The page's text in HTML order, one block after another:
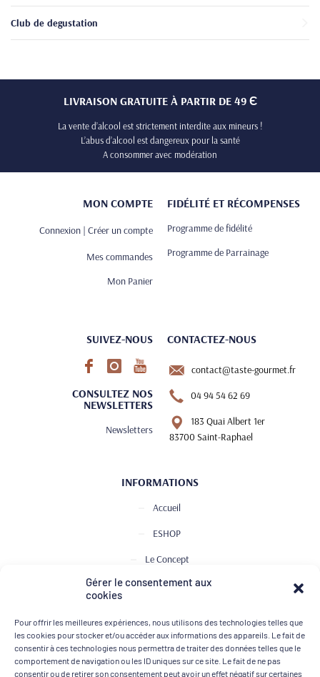
Gérer le consentement aux
cookies
Pour offrir les meilleures expériences, nous utilisons des technologies telles que
les cookies pour stocker et/ou accéder aux informations des appareils. Le fait de
consentir à ces technologies nous permettra de traiter des données telles que le
comportement de navigation ou les ID uniques sur ce site. Le fait de ne pas
consentir ou de retirer son consentement peut avoir un effet négatif sur certaines
Club de degustation
LIVRAISON GRATUITE À PARTIR DE 49 Є
La vente d’alcool est strictement interdite aux mineurs !
L’abus d’alcool est dangereux pour la santé
A consommer avec modération
MON COMPTE
Connexion | Créer un compte
Mes commandes
Mon Panier
FIDÉLITÉ ET RÉCOMPENSES
Programme de fidélité
Programme de Parrainage
SUIVEZ-NOUS
CONSULTEZ NOS
NEWSLETTERS
Newsletters
CONTACTEZ-NOUS
contact@taste-gourmet.fr
04 94 54 62 69
183 Quai Albert 1er
83700 Saint-Raphael
INFORMATIONS
Accueil
ESHOP
Le Concept
Club de Dégustation
Contact